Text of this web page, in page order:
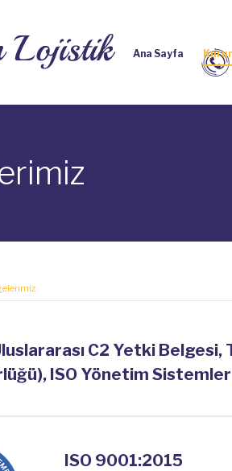
Ana Sayfa
C2 Yetki Belgesi,
ISO Yönetim
ISO 9001:2015